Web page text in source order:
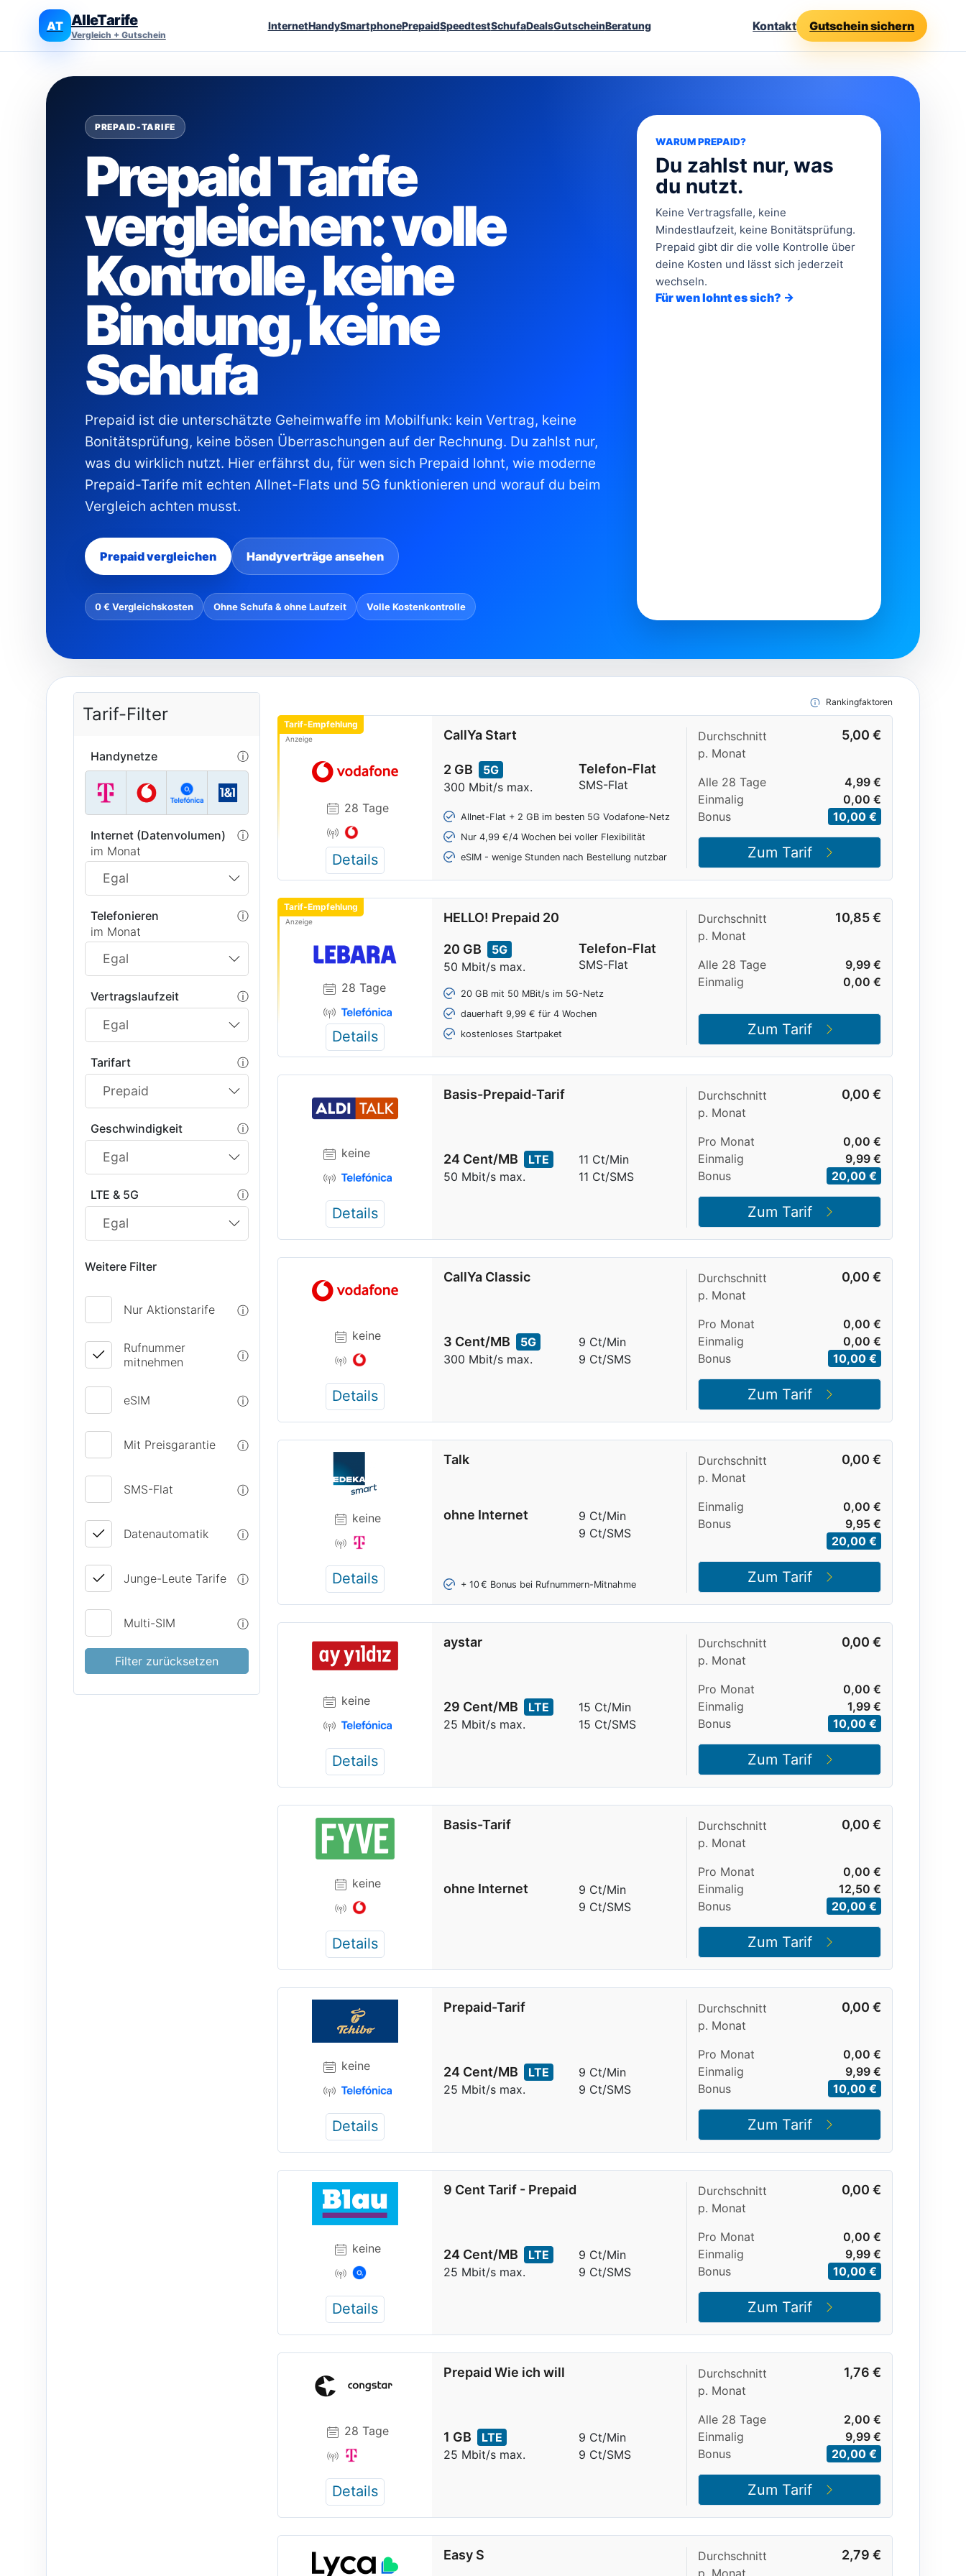
AT AlleTarife
Vergleich + Gutschein
InternetHandySmartphonePrepaidSpeedtestSchufaDealsGutscheinBeratung Kontakt Gutschein sichern
PREPAID-TARIFE
Prepaid Tarife
vergleichen: volle
Kontrolle, keine
Bindung, keine
Schufa
Prepaid ist die unterschätzte Geheimwaffe im Mobilfunk: kein Vertrag, keine
Bonitätsprüfung, keine bösen Überraschungen auf der Rechnung. Du zahlst nur,
was du wirklich nutzt. Hier erfährst du, für wen sich Prepaid lohnt, wie moderne
Prepaid-Tarife mit echten Allnet-Flats und 5G funktionieren und worauf du beim
Vergleich achten musst.
Prepaid vergleichen Handyverträge ansehen
0 € Vergleichskosten Ohne Schufa & ohne Laufzeit Volle Kostenkontrolle
WARUM PREPAID?
Du zahlst nur, was
du nutzt.
Keine Vertragsfalle, keine
Mindestlaufzeit, keine Bonitätsprüfung.
Prepaid gibt dir die volle Kontrolle über
deine Kosten und lässt sich jederzeit
wechseln.
Für wen lohnt es sich? →